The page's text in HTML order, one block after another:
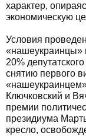
характер,
экономическую
Условия
«нашеукраинцы»
20%
снятию первого
Ключковский и
премии
президиума
кресло,